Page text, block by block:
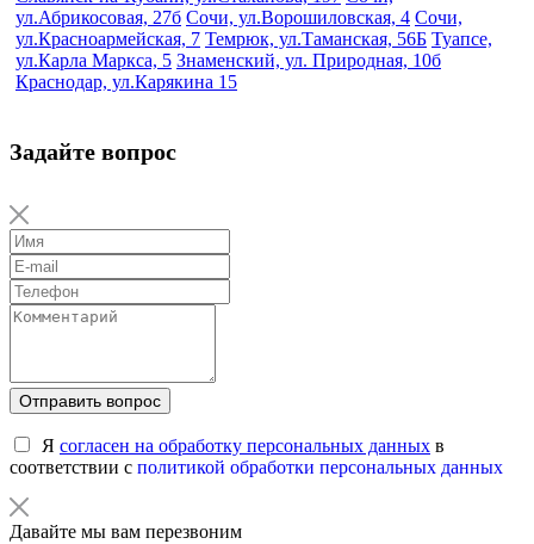
ул.Абрикосовая, 27б Сочи, ул.Ворошиловская, 4 Сочи,
ул.Красноармейская, 7 Темрюк, ул.Таманская, 56Б Туапсе,
ул.Карла Маркса, 5 Знаменский, ул. Природная, 10б
Краснодар, ул.Карякина 15
Задайте вопрос
Отправить вопрос
Я согласен на обработку персональных данных в
соответствии с политикой обработки персональных данных
Давайте мы вам перезвоним